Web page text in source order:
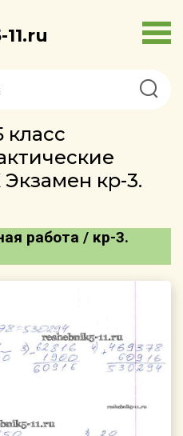
класс
кр-3.
работа / кр-3.